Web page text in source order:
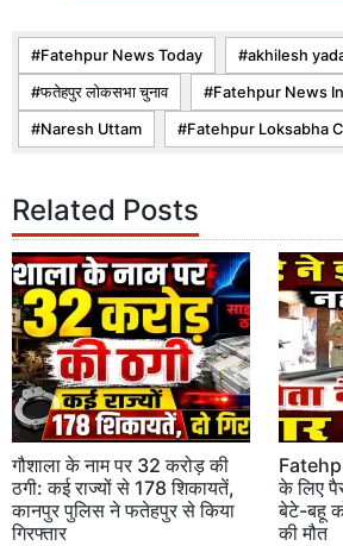
Fatehpur News Today akhilesh
फतेहपुर लोकसभा चुनाव Fatehpur News
Naresh Uttam Fatehpur Loksabha
Related Posts
गौशाला के नाम पर 32 करोड़ की
ठगी: कई राज्यों से 178 शिकायतें,
कानपुर पुलिस ने फतेहपुर से किया
गिरफ्तार
के लिए
बेटे-बहू
की मौत